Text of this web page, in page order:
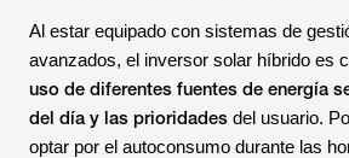
Al estar equipado con sistemas de
avanzados, el inversor solar híbrido es
uso de diferentes fuentes de energía
del día y las prioridades del usuario.
optar por el autoconsumo durante las